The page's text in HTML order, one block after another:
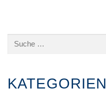
Suche
KATEGORIEN